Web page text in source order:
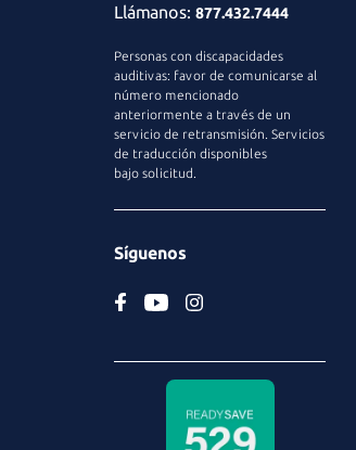
Llámanos:877.432.7444
Personas con discapacidades
auditivas: favor de comunicarse al
número mencionado
anteriormente a través de un
servicio de retransmisión. Servicios
de traducción disponibles
bajo solicitud.
Síguenos